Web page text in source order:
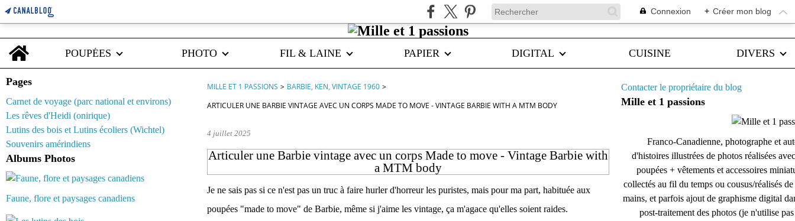
Connexion + Créer mon blog
Home
POUPÉES
PHOTO FIL & LAINE PAPIER DIGITAL CUISINE DIVERS
Pages
Carnet de voyage (parc national et environs)
Les rêves d'Heidi (onirique)
Lutins des bois et Lutins écoliers (Wichtel)
Souvenirs amérindiens
Albums Photos
Faune, flore et paysages canadiens
MILLE ET 1 PASSIONS > BARBIE, KEN, VINTAGE 1960 >
ARTICULER UNE BARBIE VINTAGE AVEC UN CORPS MADE TO MOVE - VINTAGE BARBIE WITH A MTM BODY
4 juillet 2025
Articuler une Barbie vintage avec un corps Made to move - Vintage Barbie with
a MTM body
Je ne sais pas si ce n'est pas un truc à faire hurler d'horreur les puristes, mais pour ma part, habituée aux
poupées "made to move" de Barbie, même si j'aime les vintage, ça m'agace qu'elles soient raides.
Contacter le propriétaire du blog
Mille et 1 passions
Franco-Canadienne, photographe et
d'histoires illustrées de photos réalisées
poupées + vêtements et accessoires
collectés au fil du temps ou cousus/réalisés de
mains, et parfois ajout de graphisme digital
post-traitement des photos (je n'utilise